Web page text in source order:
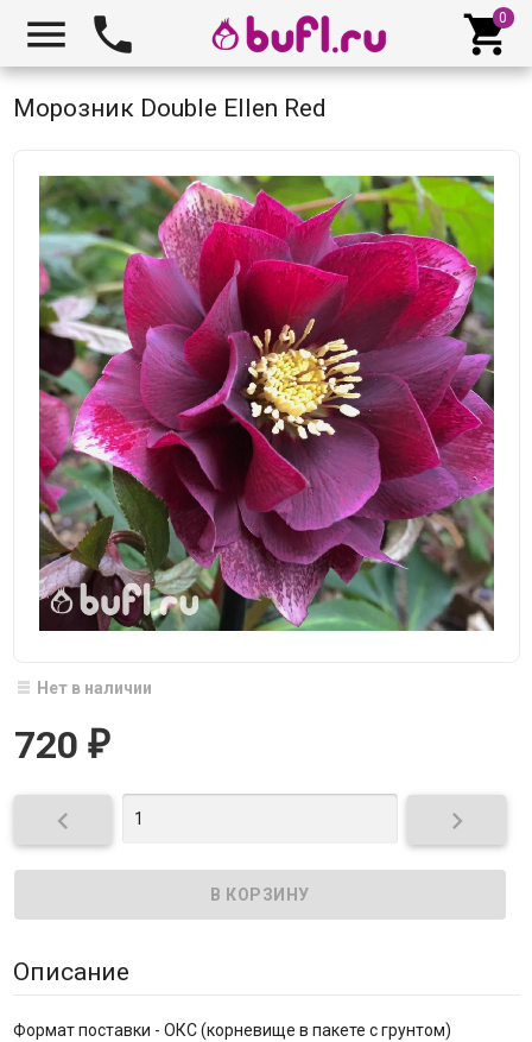
  
Морозник Double Ellen Red
Нет в наличии
720 ₽
 
Описание
Формат поставки - ОКС (корневище в пакете с грунтом)